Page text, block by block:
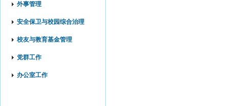
外事管理
安全保卫与校园综合治理
校友与教育基金管理
党群工作
办公室工作